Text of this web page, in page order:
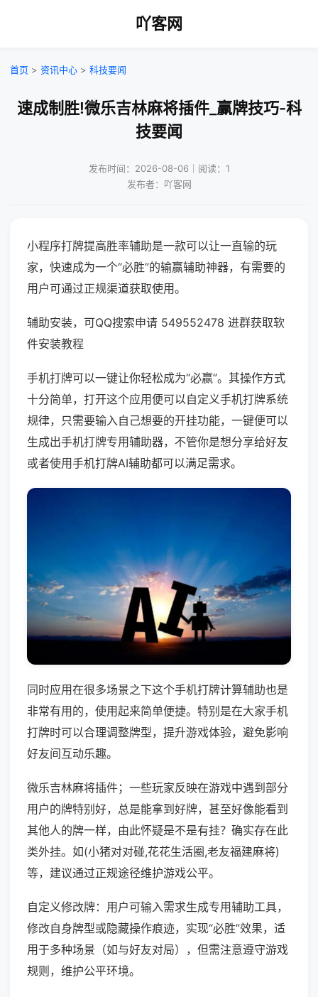
吖客网
首页 > 资讯中心 > 科技要闻
速成制胜!微乐吉林麻将插件_赢牌技巧-科
技要闻
发布时间：2026-08-06｜阅读：1
发布者：吖客网
小程序打牌提高胜率辅助是一款可以让一直输的玩
家，快速成为一个“必胜”的输赢辅助神器，有需要的
用户可通过正规渠道获取使用。
辅助安装，可QQ搜索申请 549552478 进群获取软
件安装教程
手机打牌可以一键让你轻松成为“必赢”。其操作方式
十分简单，打开这个应用便可以自定义手机打牌系统
规律，只需要输入自己想要的开挂功能，一键便可以
生成出手机打牌专用辅助器，不管你是想分享给好友
或者使用手机打牌AI辅助都可以满足需求。
同时应用在很多场景之下这个手机打牌计算辅助也是
非常有用的，使用起来简单便捷。特别是在大家手机
打牌时可以合理调整牌型，提升游戏体验，避免影响
好友间互动乐趣。
微乐吉林麻将插件；一些玩家反映在游戏中遇到部分
用户的牌特别好，总是能拿到好牌，甚至好像能看到
其他人的牌一样，由此怀疑是不是有挂？确实存在此
类外挂。如(小猪对对碰,花花生活圈,老友福建麻将)
等，建议通过正规途径维护游戏公平。
自定义修改牌：用户可输入需求生成专用辅助工具，
修改自身牌型或隐藏操作痕迹，实现“必胜”效果，适
用于多种场景（如与好友对局），但需注意遵守游戏
规则，维护公平环境。